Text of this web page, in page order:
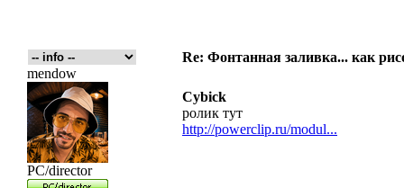
Re: Фонтанная заливка... как
mendow
PC/director
Cybick
ролик тут
http://powerclip.ru/modul...